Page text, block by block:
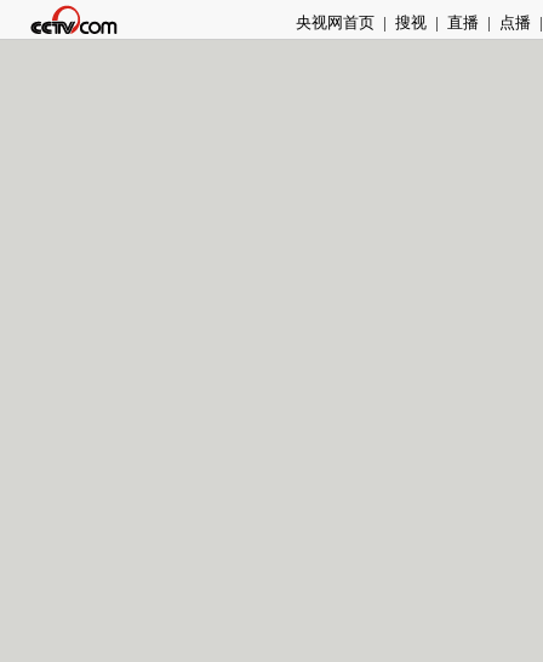
央视网首页 | 搜视 | 直播 | 点播 |